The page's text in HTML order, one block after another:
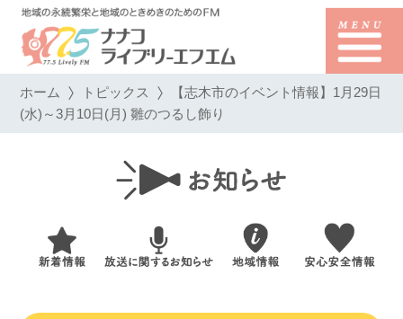
ホーム トピックス 【志木市のイベント情報】1月29日
(水)～3月10日(月) 雛のつるし飾り